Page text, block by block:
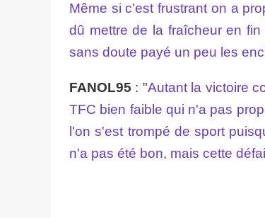
Même si c'est frustrant on a
dû mettre de la fraîcheur en
sans doute payé un peu les
FANOL95 : "Autant la victoire
TFC bien faible qui n'a pas
l'on s'est trompé de sport
n'a pas été bon, mais cette